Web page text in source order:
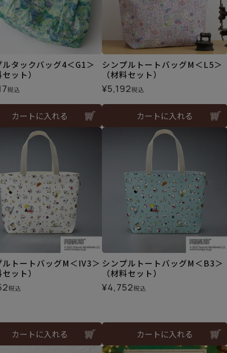
タックバッグ4＜G1＞
セット）
税込
カートに入れる
シンプルトートバッグM＜L5＞
（材料セット）
¥5,192税込
カートに入れる
ルトートバッグM＜IV3＞
セット）
税込
カートに入れる
シンプルトートバッグM＜B3＞
（材料セット）
¥4,752税込
カートに入れる